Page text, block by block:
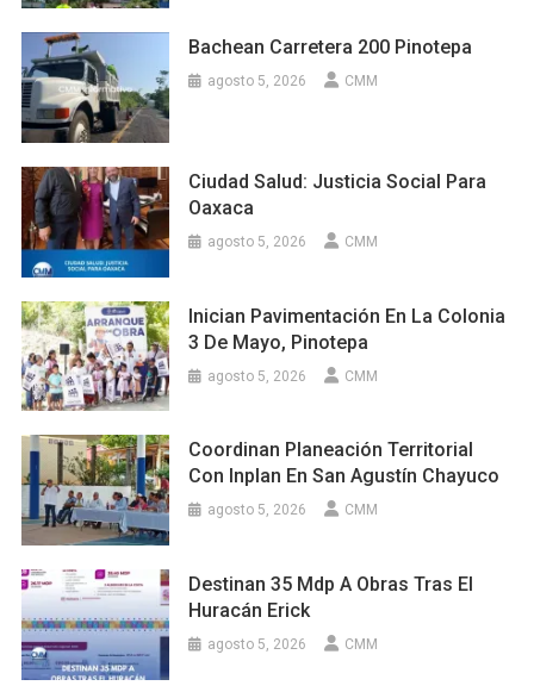
Bachean Carretera 200 Pinotepa
agosto 5, 2026 CMM
Ciudad Salud: Justicia Social Para
Oaxaca
agosto 5, 2026 CMM
Inician Pavimentación En La Colonia
3 De Mayo, Pinotepa
agosto 5, 2026 CMM
Coordinan Planeación Territorial
Con Inplan En San Agustín Chayuco
agosto 5, 2026 CMM
Destinan 35 Mdp A Obras Tras El
Huracán Erick
agosto 5, 2026 CMM